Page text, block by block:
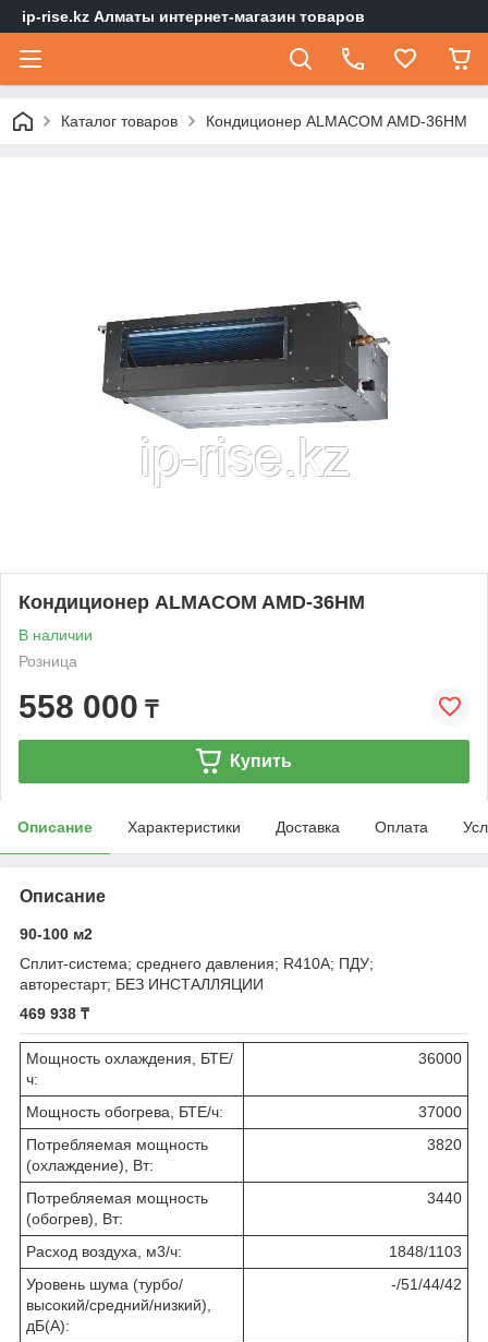
ip-rise.kz Алматы интернет-магазин товаров
Каталог товаров Кондиционер ALMACOM AМD-36HМ
Кондиционер ALMACOM AМD-36HМ
В наличии
Розница
558 000 ₸
Купить
Описание Характеристики Доставка Оплата
Описание
90-100 м2
Сплит-система; среднего давления; R410А; ПДУ;
авторестарт; БЕЗ ИНСТАЛЛЯЦИИ
469 938 ₸
Мощность охлаждения, БТЕ/
ч:
36000
Мощность обогрева, БТЕ/ч:
37000
Потребляемая мощность
(охлаждение), Вт:
3820
Потребляемая мощность
(обогрев), Вт:
3440
Расход воздуха, м3/ч:
1848/1103
Уровень шума (турбо/
высокий/средний/низкий),
дБ(А):
-/51/44/42